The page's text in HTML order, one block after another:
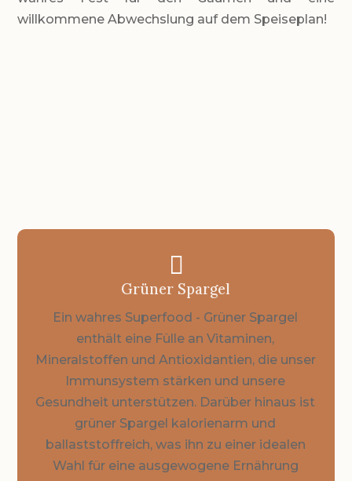
willkommene Abwechslung auf dem Speiseplan!

Grüner Spargel
Ein wahres Superfood - Grüner Spargel
enthält eine Fülle an Vitaminen,
Mineralstoffen und Antioxidantien, die unser
Immunsystem stärken und unsere
Gesundheit unterstützen. Darüber hinaus ist
grüner Spargel kalorienarm und
ballaststoffreich, was ihn zu einer idealen
Wahl für eine ausgewogene Ernährung